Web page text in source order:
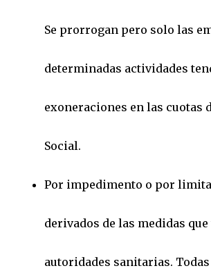
Se prorrogan pero solo las
determinadas actividades
exoneraciones en las cuotas
Social.
Por impedimento o por
derivados de las medidas
autoridades sanitarias.